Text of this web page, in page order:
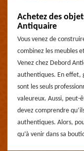
Achetez des
Antiquaire
Vous venez de
combinez les meubles
Venez chez Debord
authentiques. En effet,
sont les seuls
valeureux. Aussi, peut-
devez comprendre
authentiques. Alors,
qu’à venir dans sa